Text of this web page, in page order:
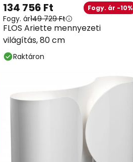
FLOS Ariette mennyezeti
világítás, 80 cm
134 756 Ft Fogy. ár -10%
Fogy. ár149 729 Ft
Raktáron